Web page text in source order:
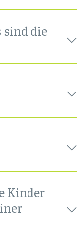
sind die
Kinder